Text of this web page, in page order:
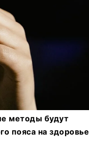
методы будут
пояса на здоровье